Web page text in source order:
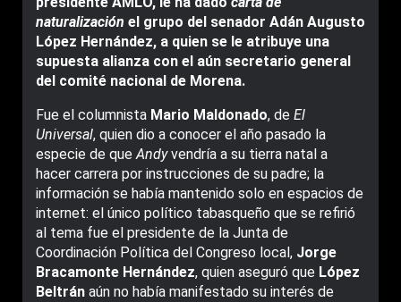
naturalización el grupo del senador Adán Augusto
López Hernández, a quien se le atribuye una
supuesta alianza con el aún secretario general
del comité nacional de Morena.
Fue el columnista Mario Maldonado, de El
Universal, quien dio a conocer el año pasado la
especie de queAndyvendría a su tierra natal a
hacer carrera por instrucciones de su padre; la
información se había mantenido solo en espacios de
internet: el único político tabasqueño que se refirió
al tema fue el presidente de la Junta de
Coordinación Política del Congreso local, Jorge
Bracamonte Hernández, quien aseguró que López
Beltrán aún no había manifestado su interés de